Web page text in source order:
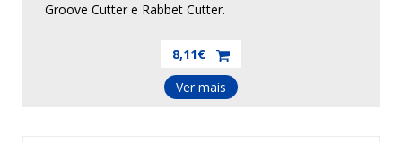
Groove Cutter e Rabbet Cutter.
8,11€
Ver mais